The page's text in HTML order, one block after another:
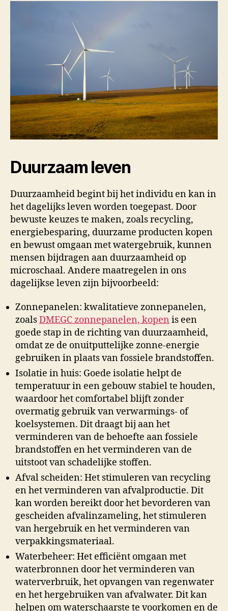
Duurzaam leven
Duurzaamheid begint bij het individu en kan in
het dagelijks leven worden toegepast. Door
bewuste keuzes te maken, zoals recycling,
energiebesparing, duurzame producten kopen
en bewust omgaan met watergebruik, kunnen
mensen bijdragen aan duurzaamheid op
microschaal. Andere maatregelen in ons
dagelijkse leven zijn bijvoorbeeld:
Zonnepanelen: kwalitatieve zonnepanelen,
zoalsDMEGC zonnepanelen, kopen is een
goede stap in de richting van duurzaamheid,
omdat ze de onuitputtelijke zonne-energie
gebruiken in plaats van fossiele brandstoffen.
Isolatie in huis: Goede isolatie helpt de
temperatuur in een gebouw stabiel te houden,
waardoor het comfortabel blijft zonder
overmatig gebruik van verwarmings- of
koelsystemen. Dit draagt bij aan het
verminderen van de behoefte aan fossiele
brandstoffen en het verminderen van de
uitstoot van schadelijke stoffen.
Afval scheiden: Het stimuleren van recycling
en het verminderen van afvalproductie. Dit
kan worden bereikt door het bevorderen van
gescheiden afvalinzameling, het stimuleren
van hergebruik en het verminderen van
verpakkingsmateriaal.
Waterbeheer: Het efficiënt omgaan met
waterbronnen door het verminderen van
waterverbruik, het opvangen van regenwater
en het hergebruiken van afvalwater. Dit kan
helpen om waterschaarste te voorkomen en de